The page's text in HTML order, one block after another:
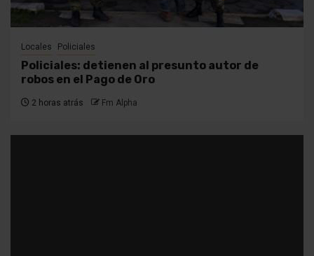
Locales Policiales
Policiales: detienen al presunto autor de
robos en el Pago de Oro
2 horas atrás Fm Alpha